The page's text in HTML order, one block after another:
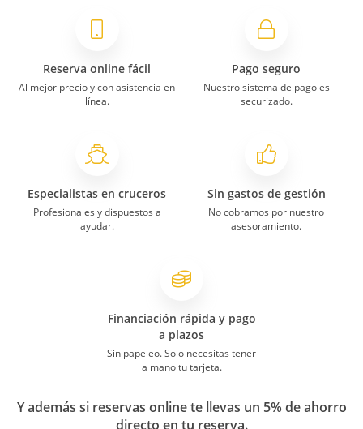
Reserva online fácil
Al mejor precio y con asistencia en
línea.
Pago seguro
Nuestro sistema de pago es
securizado.
Especialistas en cruceros
Profesionales y dispuestos a
ayudar.
Sin gastos de gestión
No cobramos por nuestro
asesoramiento.
Financiación rápida y pago
a plazos
Sin papeleo. Solo necesitas tener
a mano tu tarjeta.
Y además si reservas online te llevas un 5% de ahorro
directo en tu reserva.